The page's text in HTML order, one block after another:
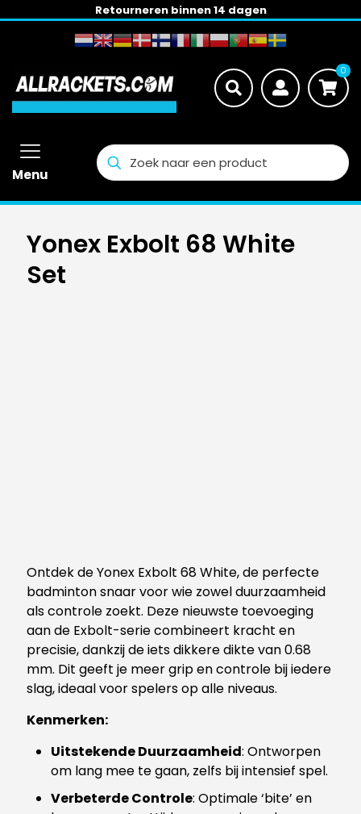
Retourneren binnen 14 dagen
0
Menu
Yonex Exbolt 68 White
Set
Ontdek de Yonex Exbolt 68 White, de perfecte
badminton snaar voor wie zowel duurzaamheid
als controle zoekt. Deze nieuwste toevoeging
aan de Exbolt-serie combineert kracht en
precisie, dankzij de iets dikkere dikte van 0.68
mm. Dit geeft je meer grip en controle bij iedere
slag, ideaal voor spelers op alle niveaus.
Kenmerken:
Uitstekende Duurzaamheid: Ontworpen
om lang mee te gaan, zelfs bij intensief spel.
Verbeterde Controle: Optimale ‘bite’ en